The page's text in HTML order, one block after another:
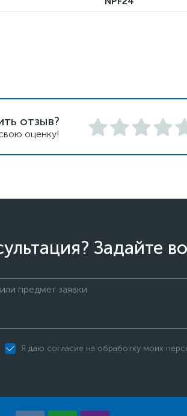
отзыв?
оценку!
Задайте
Я даю согласие на обработку моих